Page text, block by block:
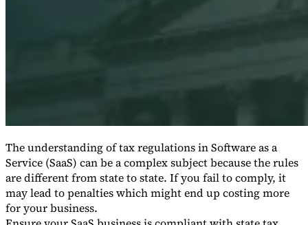
The understanding of tax regulations in Software as a
Service (SaaS) can be a complex subject because the rules
are different from state to state. If you fail to comply, it
may lead to penalties which might end up costing more
for your business.